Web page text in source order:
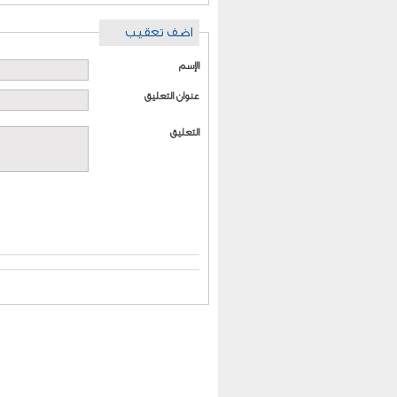
اضف تعقيب
الإسم
عنوان التعليق
التعليق